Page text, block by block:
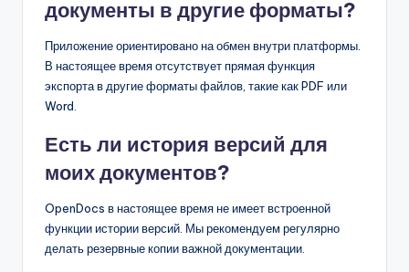
документы в другие форматы?
Приложение ориентировано на обмен внутри платформы.
В настоящее время отсутствует прямая функция
экспорта в другие форматы файлов, такие как PDF или
Word.
Есть ли история версий для
моих документов?
OpenDocs в настоящее время не имеет встроенной
функции истории версий. Мы рекомендуем регулярно
делать резервные копии важной документации.